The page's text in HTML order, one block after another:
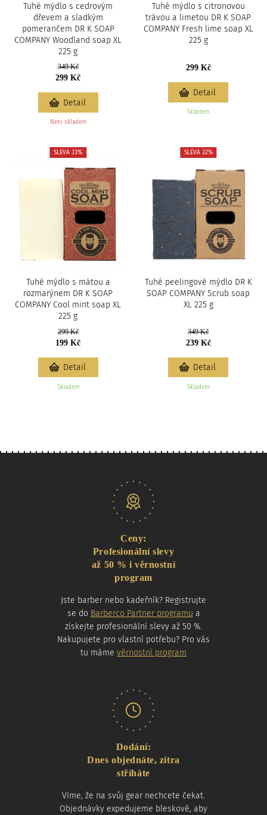
Tuhé mýdlo s cedrovým
dřevem a sladkým
pomerančem DR K SOAP
COMPANY Woodland soap XL
225 g
349 Kč
299 Kč
Není skladem
Detail
Tuhé mýdlo s citronovou
trávou a limetou DR K SOAP
COMPANY Fresh lime soap XL
225 g
299 Kč
Skladem
Detail
Tuhé mýdlo s mátou a
rozmarýnem DR K SOAP
COMPANY Cool mint soap XL
225 g
SLEVA 33%
299 Kč
199 Kč
Skladem
Detail
Tuhé peelingové mýdlo DR K
SOAP COMPANY Scrub soap
XL 225 g
SLEVA 32%
349 Kč
239 Kč
Skladem
Detail
Ceny:
Profesionální slevy
až 50 % i věrnostní
program
Jste barber nebo kadeřník? Registrujte
se do Barberco Partner programu a
získejte profesionální slevy až 50 %.
Nakupujete pro vlastní potřebu? Pro vás
tu máme věrnostní program
Dodání:
Dnes objednáte, zítra
stříháte
Víme, že na svůj gear nechcete čekat.
Objednávky expedujeme bleskově, aby